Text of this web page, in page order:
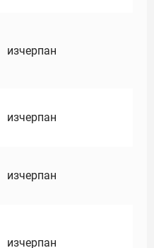
изчерпан
изчерпан
изчерпан
изчерпан